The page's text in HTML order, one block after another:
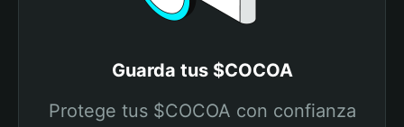
Guarda tus $COCOA
Protege tus $COCOA con confianza